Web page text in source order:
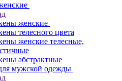
женские
телесного цвета
женские телесные,
абстрактные
мужской одежды